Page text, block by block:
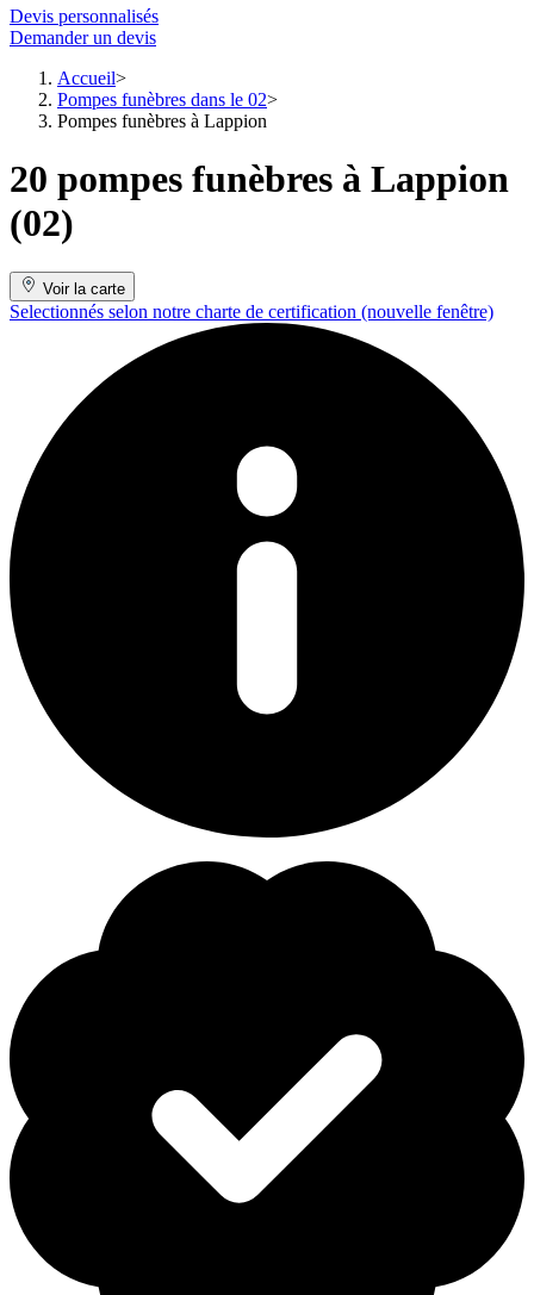
Devis personnalisés
Demander un devis
Accueil
Pompes funèbres dans le 02
Pompes funèbres à Lappion
20 pompes funèbres à Lappion
(02)
Voir la carte
Selectionnés selon notre charte de certification (nouvelle fenêtre)